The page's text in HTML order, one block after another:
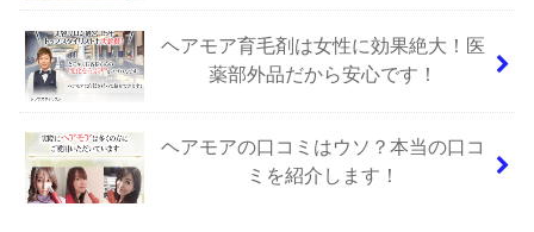
ヘアモア育毛剤は女性に効果絶大！医
薬部外品だから安心です！
ヘアモアの口コミはウソ？本当の口コ
ミを紹介します！